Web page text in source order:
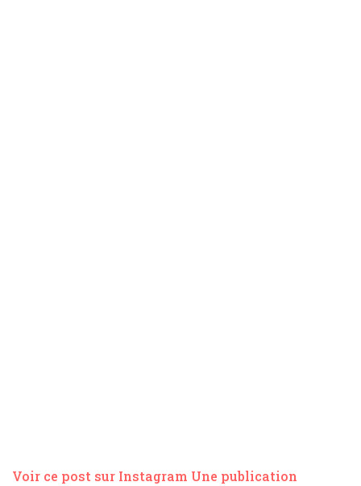
Voir ce post sur Instagram Une publication